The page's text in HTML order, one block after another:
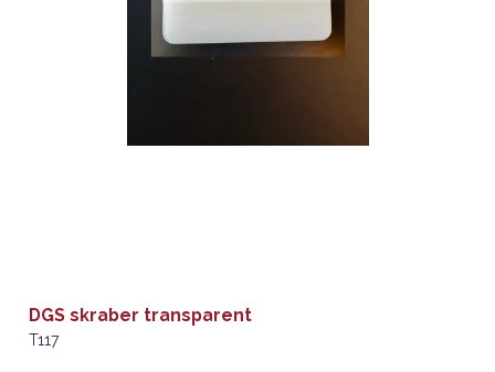
DGS skraber transparent
T117